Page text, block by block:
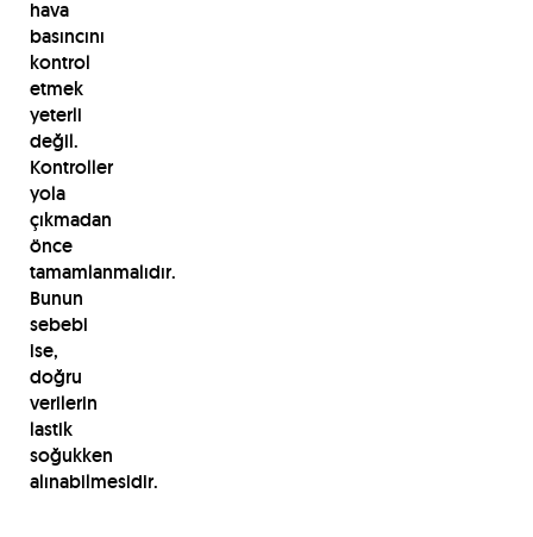
hava
basıncını
kontrol
etmek
yeterli
değil.
Kontroller
yola
çıkmadan
önce
tamamlanmalıdır.
Bunun
sebebi
ise,
doğru
verilerin
lastik
soğukken
alınabilmesidir.